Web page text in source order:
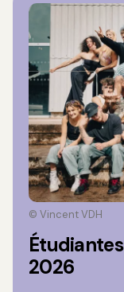
© Vincent VDH
2026